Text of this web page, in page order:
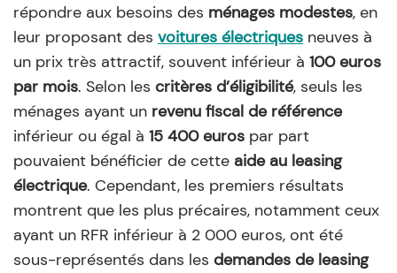
répondre aux besoins des ménages modestes, en
leur proposant des voitures électriques neuves à
un prix très attractif, souvent inférieur à 100 euros
par mois. Selon les critères d’éligibilité, seuls les
ménages ayant un revenu fiscal de référence
inférieur ou égal à 15 400 euros par part
pouvaient bénéficier de cette aide au leasing
électrique. Cependant, les premiers résultats
montrent que les plus précaires, notamment ceux
ayant un RFR inférieur à 2 000 euros, ont été
sous-représentés dans les demandes de leasing